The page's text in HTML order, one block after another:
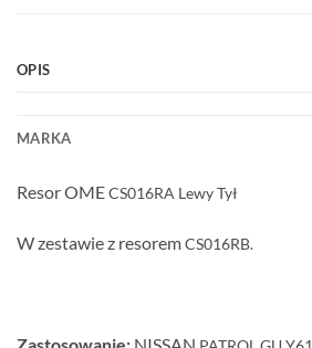
OPIS
MARKA
Resor OMECS016RA LewyTył
W zestawie z resoremCS016RB.